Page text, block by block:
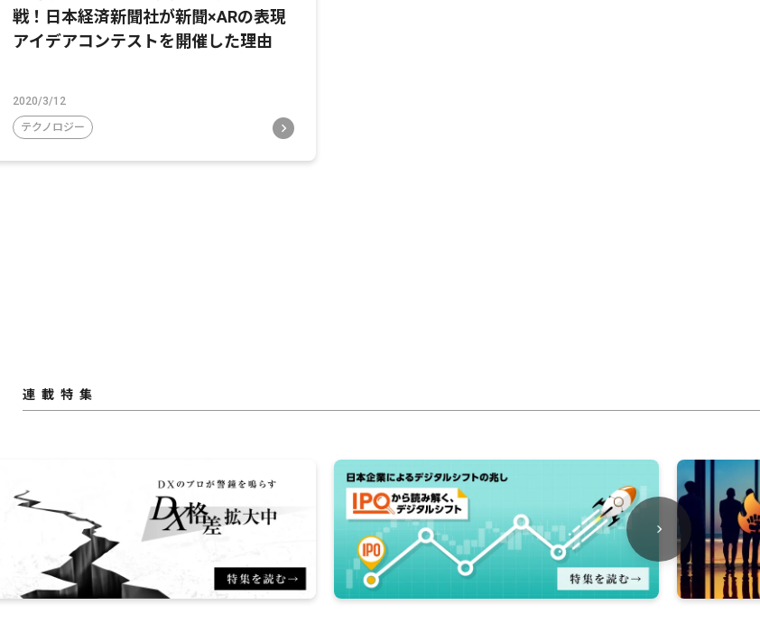
戦！日本経済新聞社が新聞×ARの表現
アイデアコンテストを開催した理由
2020/3/12
テクノロジー
連載特集